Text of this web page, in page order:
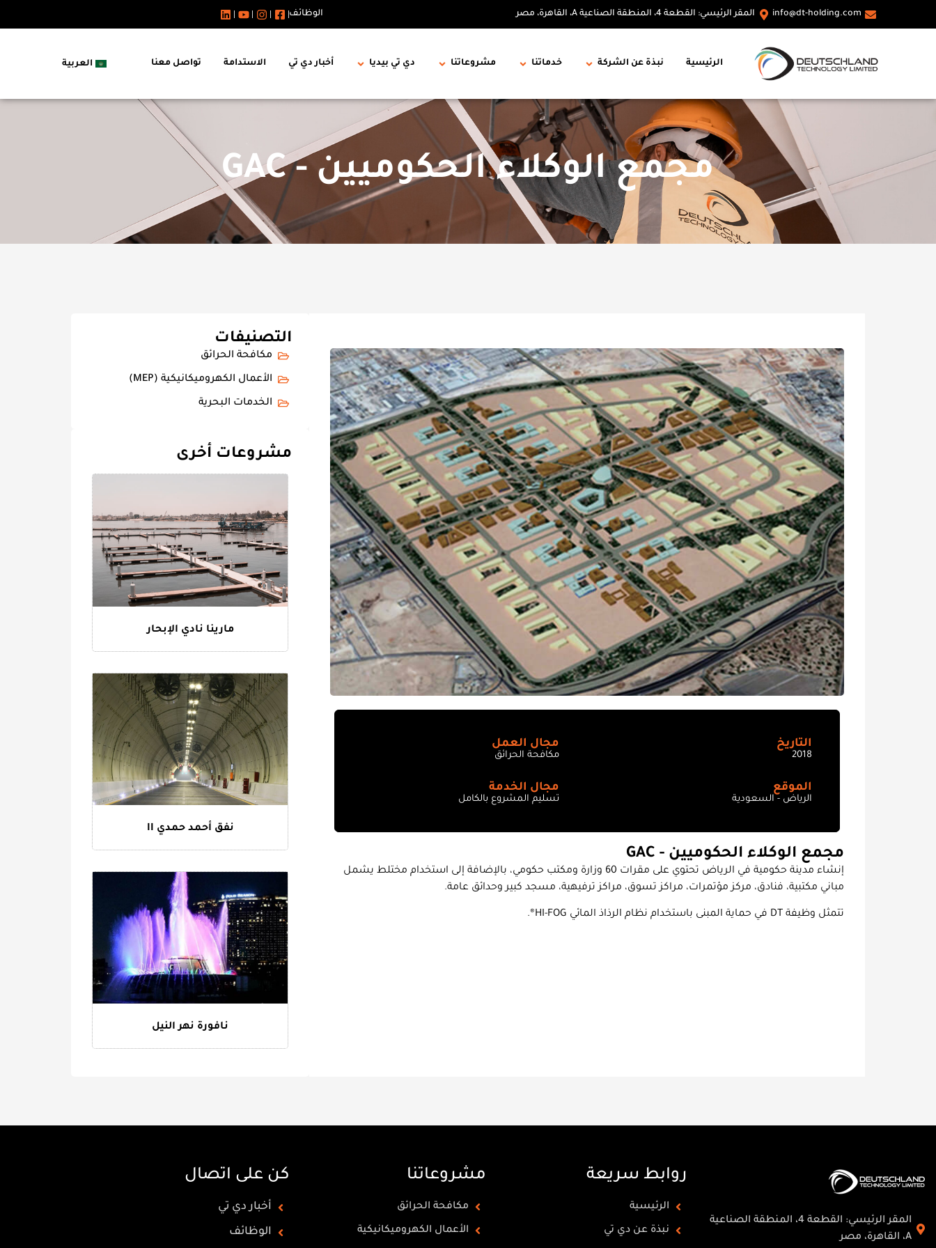
info@dt-holding.com المقر الرئيسي: القطعة 4، المنطقة الصناعية A، القاهرة، مصر الوظائف
الرئيسية نبذة عن الشركة خدماتنا مشروعاتنا دي تي بيديا أخبار دي تي الاستدامة تواصل معنا العربية
مجمع الوكلاء الحكوميين - GAC
التاريخ
2018
الموقع
الرياض - السعودية
مجال العمل
مكافحة الحرائق
مجال الخدمة
تسليم المشروع بالكامل
مجمع الوكلاء الحكوميين - GAC
إنشاء مدينة حكومية في الرياض تحتوي على مقرات 60 وزارة ومكتب حكومي، بالإضافة إلى استخدام مختلط يشمل
مباني مكتبية، فنادق، مركز مؤتمرات، مراكز تسوق، مراكز ترفيهية، مسجد كبير وحدائق عامة.
تتمثل وظيفة DT في حماية المبنى باستخدام نظام الرذاذ المائي HI-FOG®.
التصنيفات
مكافحة الحرائق
الأعمال الكهروميكانيكية (MEP)
الخدمات البحرية
مشروعات أخرى
مارينا نادي الإبحار
نفق أحمد حمدي II
نافورة نهر النيل
المقر الرئيسي: القطعة 4، المنطقة الصناعية
A، القاهرة، مصر
روابط سريعة
الرئيسية
نبذة عن دي تي
مشروعاتنا
مكافحة الحرائق
الأعمال الكهروميكانيكية
كن على اتصال
أخبار دي تي
الوظائف